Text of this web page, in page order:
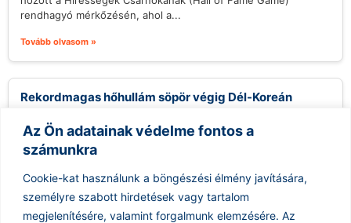
Az Ön adatainak védelme fontos a
számunkra
Cookie-kat használunk a böngészési élmény javítására,
személyre szabott hirdetések vagy tartalom
megjelenítésére, valamint forgalmunk elemzésére. Az
rendhagyó mérkőzésén, ahol a...
Tovább olvasom »
Rekordmagas hőhullám söpör végig Dél-Koreán
Dél-Koreát jelenleg egy példátlan hőhullám sújtja, amely
rekordmagas hőmérsékleteket eredményez az országban. A
korábbi hőmérsékleti rekordokat megdöntve, a hőmérők
higanyszála...
Tovább olvasom »